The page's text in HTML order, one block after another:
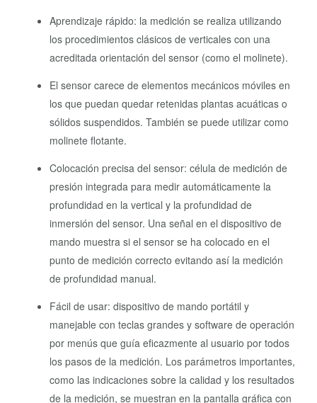
Aprendizaje rápido: la medición se realiza utilizando
los procedimientos clásicos de verticales con una
acreditada orientación del sensor (como el molinete).
El sensor carece de elementos mecánicos móviles en
los que puedan quedar retenidas plantas acuáticas o
sólidos suspendidos. También se puede utilizar como
molinete flotante.
Colocación precisa del sensor: célula de medición de
presión integrada para medir automáticamente la
profundidad en la vertical y la profundidad de
inmersión del sensor. Una señal en el dispositivo de
mando muestra si el sensor se ha colocado en el
punto de medición correcto evitando así la medición
de profundidad manual.
Fácil de usar: dispositivo de mando portátil y
manejable con teclas grandes y software de operación
por menús que guía eficazmente al usuario por todos
los pasos de la medición. Los parámetros importantes,
como las indicaciones sobre la calidad y los resultados
de la medición, se muestran en la pantalla gráfica con